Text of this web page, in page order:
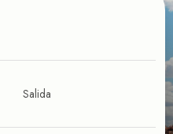
TROTE?
Salida